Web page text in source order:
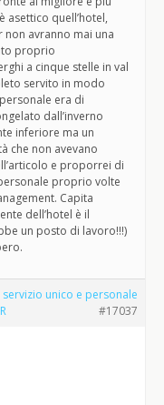
asettico quell’hotel,
non avranno mai una
proprio
a cinque stelle in val
servito in modo
era di
dall’inverno
inferiore ma un
che non avevano
e proporrei di
proprio volte
Capita
dell’hotel è il
un posto di lavoro!!!)
servizio unico e personale
#17037